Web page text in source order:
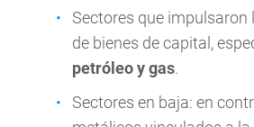
Sectores que
de bienes de capital,
petróleo y gas.
Sectores en baja: en